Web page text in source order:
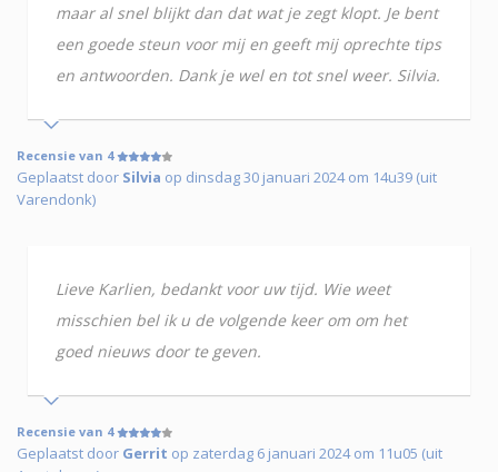
maar al snel blijkt dan dat wat je zegt klopt. Je bent
een goede steun voor mij en geeft mij oprechte tips
en antwoorden. Dank je wel en tot snel weer. Silvia.
Recensie van 4
Geplaatst door Silvia op dinsdag 30 januari 2024 om 14u39 (uit
Varendonk)
Lieve Karlien, bedankt voor uw tijd. Wie weet
misschien bel ik u de volgende keer om om het
goed nieuws door te geven.
Recensie van 4
Geplaatst door Gerrit op zaterdag 6 januari 2024 om 11u05 (uit